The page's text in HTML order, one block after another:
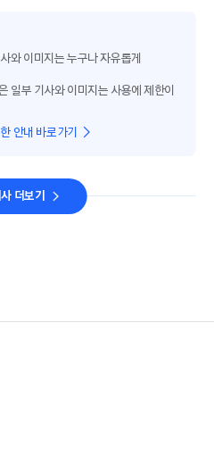
와 이미지는 누구나 자유롭게
일부 기사와 이미지는 사용에 제한이
안내 바로가기
더보기